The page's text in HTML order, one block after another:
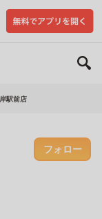
駅前店
フォロー